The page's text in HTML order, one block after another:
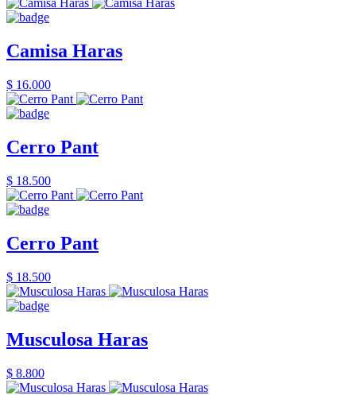
Camisa Haras
$ 16.000
Cerro Pant
$ 18.500
Cerro Pant
$ 18.500
Musculosa Haras
$ 8.800